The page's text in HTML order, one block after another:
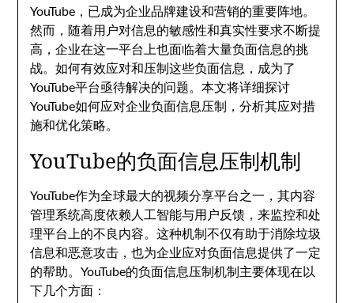
YouTube，已成为企业品牌建设和营销的重要阵地。
然而，随着用户对信息的敏感性和真实性要求不断提
高，企业在这一平台上也面临着大量负面信息的挑
战。如何有效应对和压制这些负面信息，成为了
YouTube平台亟待解决的问题。本文将详细探讨
YouTube如何应对企业负面信息压制，分析其应对措
施和优化策略。
YouTube的负面信息压制机制
YouTube作为全球最大的视频分享平台之一，其内容
管理系统高度依赖人工智能与用户反馈，来监控和处
理平台上的不良内容。这种机制不仅有助于消除垃圾
信息和恶意攻击，也为企业应对负面信息提供了一定
的帮助。YouTube的负面信息压制机制主要体现在以
下几个方面：